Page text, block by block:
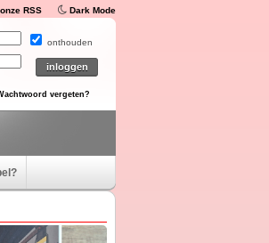
RSS Dark Mode
onthouden
vergeten?